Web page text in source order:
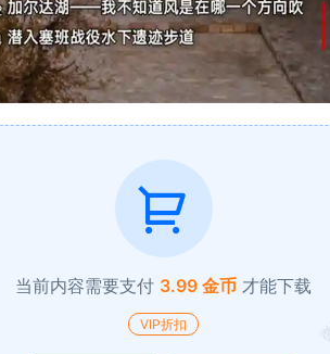
当前内容需要支付 3.99 金币 才能下载
VIP折扣